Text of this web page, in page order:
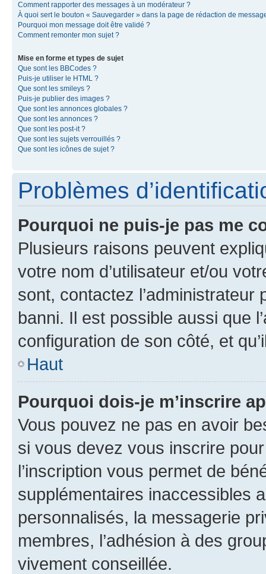
Comment rapporter des messages à un modérateur ?
À quoi sert le bouton « Sauvegarder » dans la page de rédaction de
Pourquoi mon message doit être validé ?
Comment remonter mon sujet ?
Mise en forme et types de sujet
Que sont les BBCodes ?
Puis-je utiliser le HTML ?
Que sont les smileys ?
Puis-je publier des images ?
Que sont les annonces globales ?
Que sont les annonces ?
Que sont les post-it ?
Que sont les sujets verrouillés ?
Que sont les icônes de sujet ?
Problèmes
Pourquoi ne puis-je pas me
Plusieurs raisons peuvent
votre nom d’utilisateur et/ou
sont, contactez l’administrateur
banni. Il est possible aussi que
configuration de son côté, et
Haut
Pourquoi dois-je m’inscrire
Vous pouvez ne pas en avoir
si vous devez vous inscrire
l’inscription vous permet de
supplémentaires inaccessibles
personnalisés, la messagerie
membres, l’adhésion à des
vivement conseillée.